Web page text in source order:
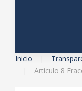
Inicio
Artículo 8